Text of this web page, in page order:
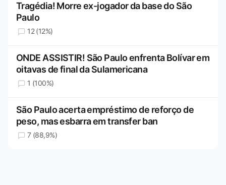
Tragédia! Morre ex-jogador da base do São
Paulo
12 (12%)
ONDE ASSISTIR! São Paulo enfrenta Bolívar em
oitavas de final da Sulamericana
1 (100%)
São Paulo acerta empréstimo de reforço de
peso, mas esbarra em transfer ban
7 (88,9%)